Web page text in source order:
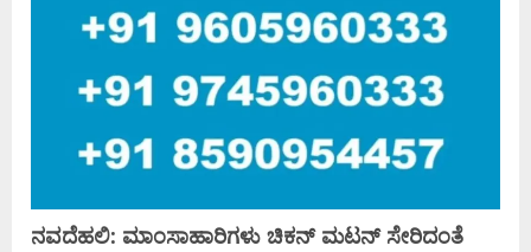
ನವದೆಹಲಿ: ಮಾಂಸಾಹಾರಿಗಳು ಚಿಕನ್ ಮಟನ್‌ ಸೇರಿದಂತೆ